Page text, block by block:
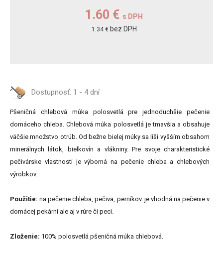
1.60 € s DPH
1.34 € bez DPH
Dostupnosť: 1 - 4 dní
Pšeničná chlebová múka polosvetlá pre jednoduchšie pečenie
domáceho chleba. Chlebová múka polosvetlá je tmavšia a obsahuje
väčšie množstvo otrúb. Od bežne bielej múky sa líši vyšším obsahom
minerálnych látok, bielkovín a vlákniny. Pre svoje charakteristické
pečivárske vlastnosti je výborná na pečenie chleba a chlebových
výrobkov.
Použitie: na pečenie chleba, pečiva, perníkov. je vhodná na pečenie v
domácej pekárni ale aj v rúre či peci.
Zloženie: 100% polosvetlá pšeničná múka chlebová.